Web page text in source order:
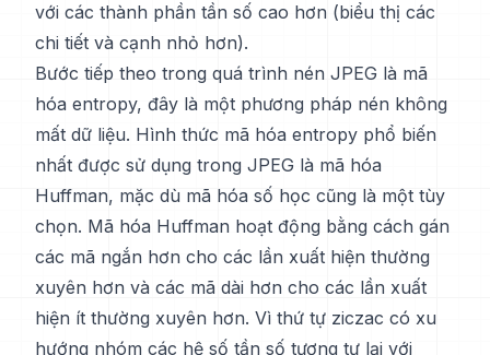
với các thành phần tần số cao hơn (biểu thị các
chi tiết và cạnh nhỏ hơn).
Bước tiếp theo trong quá trình nén JPEG là mã
hóa entropy, đây là một phương pháp nén không
mất dữ liệu. Hình thức mã hóa entropy phổ biến
nhất được sử dụng trong JPEG là mã hóa
Huffman, mặc dù mã hóa số học cũng là một tùy
chọn. Mã hóa Huffman hoạt động bằng cách gán
các mã ngắn hơn cho các lần xuất hiện thường
xuyên hơn và các mã dài hơn cho các lần xuất
hiện ít thường xuyên hơn. Vì thứ tự ziczac có xu
hướng nhóm các hệ số tần số tương tự lại với